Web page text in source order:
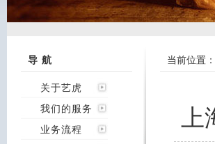
导 航
关于艺虎
我们的服务
业务流程
当前位置：